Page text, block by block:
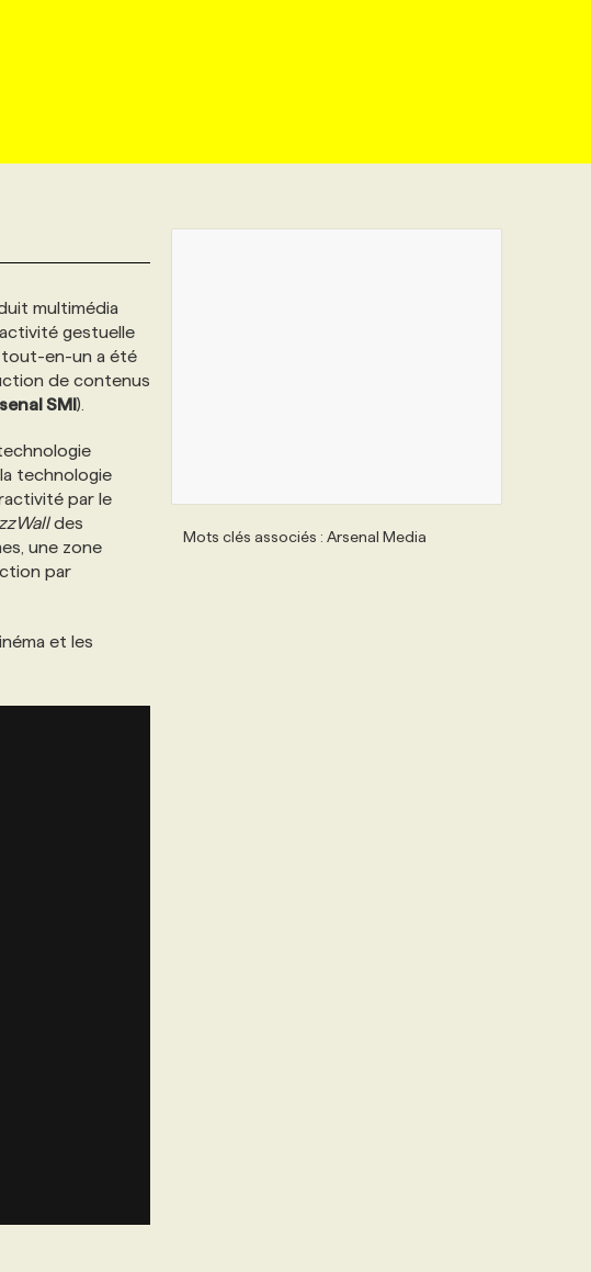
multimédia
gestuelle
tout-en-un a été
de contenus
SMI).
technologie
par le
des
une zone
par
et les
Mots clés associés : Arsenal Media